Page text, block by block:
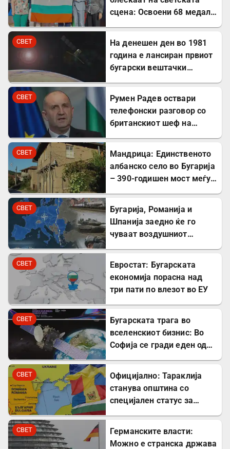
сцена: Освоени 68 медали
година
СВЕТ
На денешен ден во 1981
година е лансиран првиот
бугарски вештачки
СВЕТ
Румен Радев оствари
телефонски разговор со
британскиот шеф на
СВЕТ
Мандрица: Единственото
албанско село во Бугарија
– 390-годишен мост меѓу
СВЕТ
Бугарија, Романија и
Шпанија заедно ќе го
чуваат воздушниот
СВЕТ
Евростат: Бугарската
економија порасна над
три пати по влезот во ЕУ
СВЕТ
Бугарската трага во
вселенскиот бизнис: Во
Софија се гради еден од
центри во Европа
СВЕТ
Официјално: Тараклија
станува општина со
специјален статус за
СВЕТ
Германските власти:
Можно е странска држава